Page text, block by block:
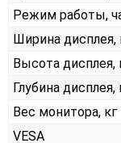
Режим работы,
Ширина
Высота
Глубина
Вес монитора, кг
VESA